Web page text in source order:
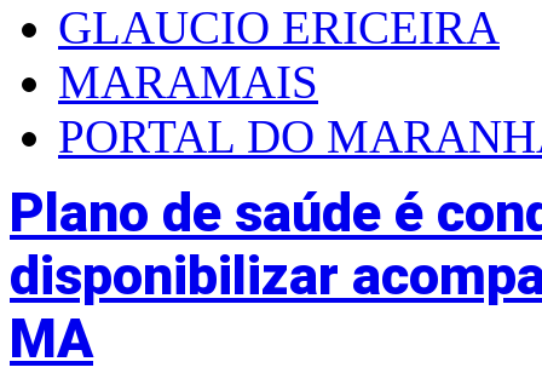
GLAUCIO ERICEIRA
MARAMAIS
PORTAL DO
Plano de saúde é
disponibilizar
MA